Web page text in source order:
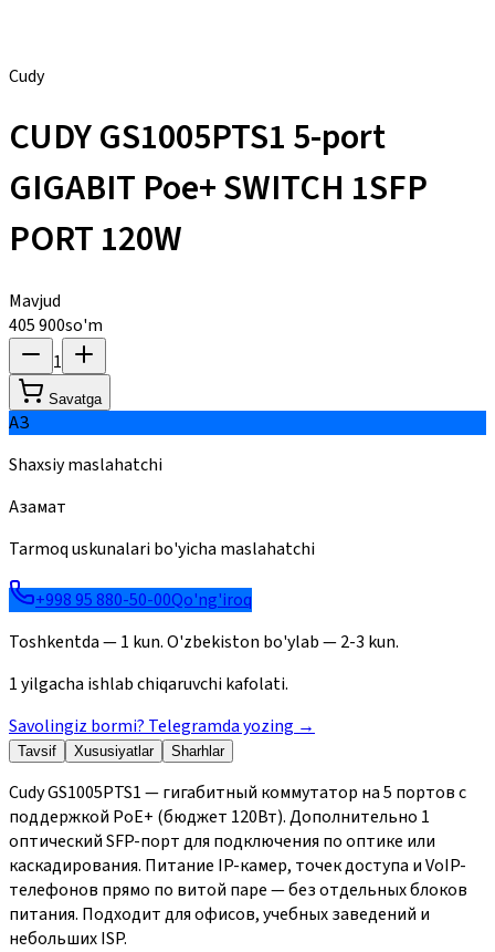
Cudy
CUDY GS1005PTS1 5-port
GIGABIT Poe+ SWITCH 1SFP
PORT 120W
Mavjud
405 900so'm
1
Savatga
АЗ
Shaxsiy maslahatchi
Азамат
Tarmoq uskunalari bo'yicha maslahatchi
+998 95 880-50-00Qo'ng'iroq
Toshkentda — 1 kun. O'zbekiston bo'ylab — 2-3 kun.
1 yilgacha ishlab chiqaruvchi kafolati.
Savolingiz bormi? Telegramda yozing →
Tavsif Xususiyatlar Sharhlar
Cudy GS1005PTS1 — гигабитный коммутатор на 5 портов с
поддержкой PoE+ (бюджет 120Вт). Дополнительно 1
оптический SFP-порт для подключения по оптике или
каскадирования. Питание IP-камер, точек доступа и VoIP-
телефонов прямо по витой паре — без отдельных блоков
питания. Подходит для офисов, учебных заведений и
небольших ISP.